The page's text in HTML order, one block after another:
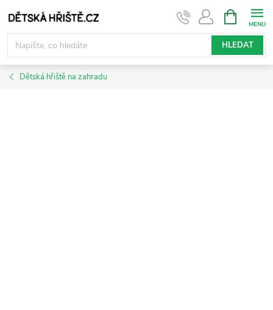
na
obsah
HLEDAT
NÁKUPNÍ
KOŠÍK
Dětská hřiště na zahradu